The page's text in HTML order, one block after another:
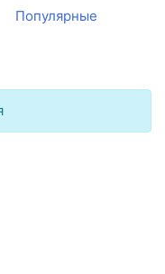
Популярные